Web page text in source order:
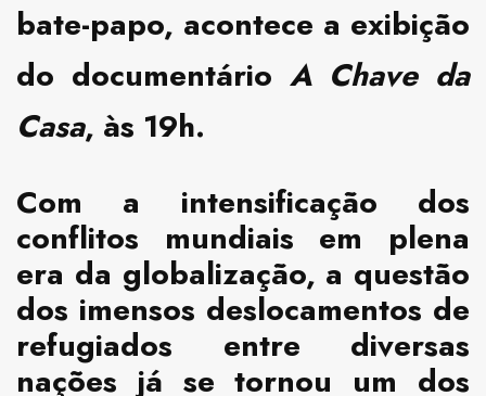
bate-papo, acontece a exibição
do documentário A Chave da
Casa, às 19h.
Com a intensificação dos
conflitos mundiais em plena
era da globalização, a questão
dos imensos deslocamentos de
refugiados entre diversas
nações já se tornou um dos